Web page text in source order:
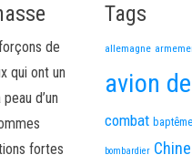
de
qui ont un
d’un
fortes
Tags
allemagne
avion
combat
bombardier Chine